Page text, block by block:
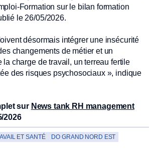
Formation sur le bilan formation
le 26/05/2026.
désormais intégrer une insécurité
changements de métier et un
la charge de travail, un terreau fertile
des risques psychosociaux », indique
sur News tank RH management
2026
ET SANTÉ
DO GRAND NORD EST